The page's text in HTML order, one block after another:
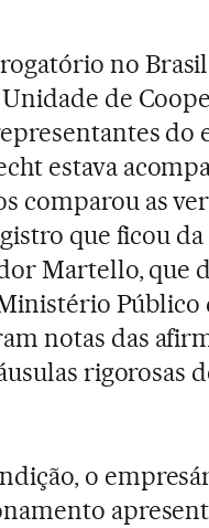
no
de
do
estava
comparou as
que ficou
Martello, que
Público
notas das
rigorosas
o